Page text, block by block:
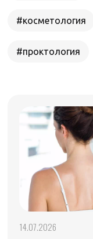
#косметология
#проктология
14.07.2026